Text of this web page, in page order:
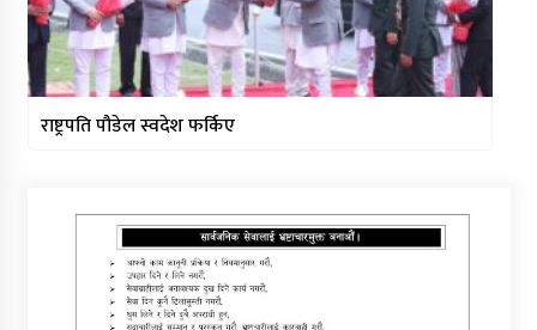
राष्ट्रपति पौडेल स्वदेश फर्किए